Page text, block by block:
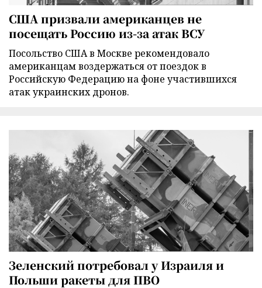
США призвали американцев не
посещать Россию из-за атак ВСУ
Посольство США в Москве рекомендовало
американцам воздержаться от поездок в
Российскую Федерацию на фоне участившихся
атак украинских дронов.
Зеленский потребовал у Израиля и
Польши ракеты для ПВО